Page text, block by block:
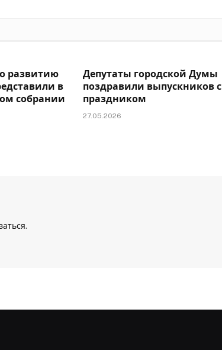
развитию
в
собрании
Депутаты городской Думы
поздравили выпускников с
праздником
27.05.2026
.